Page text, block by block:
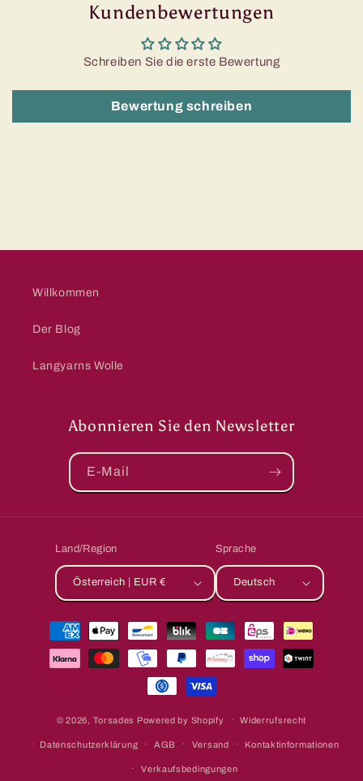
Kundenbewertungen
Schreiben Sie die erste Bewertung
Bewertung schreiben
Willkommen
Der Blog
Langyarns Wolle
Abonnieren Sie den Newsletter
E-Mail
Land/Region
Österreich | EUR €
Sprache
Deutsch
Zahlungsmethoden
© 2026, Torsades Powered by Shopify Widerrufsrecht
Datenschutzerklärung AGB Versand Kontaktinformationen
Verkaufsbedingungen